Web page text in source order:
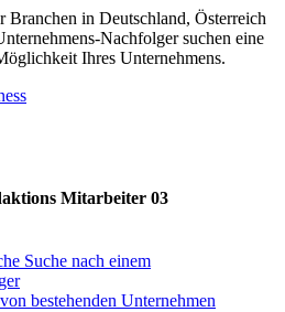
Branchen in Deutschland, Österreich
Nachfolger suchen eine
Ihres Unternehmens.
Mitarbeiter 03
Suche nach einem
bestehenden Unternehmen